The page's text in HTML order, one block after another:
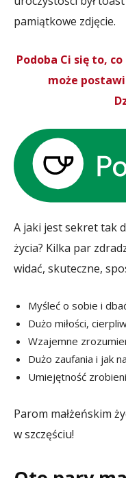
pamiątkowe zdjęcie.
Podoba Ci się to,
może
A jaki jest sekret tak
życia? Kilka par
widać, skuteczne,
Myśleć o sobie i
Dużo miłości,
Wzajemne
Dużo zaufania i jak
Umiejętność
Parom małżeńskim
w szczęściu!